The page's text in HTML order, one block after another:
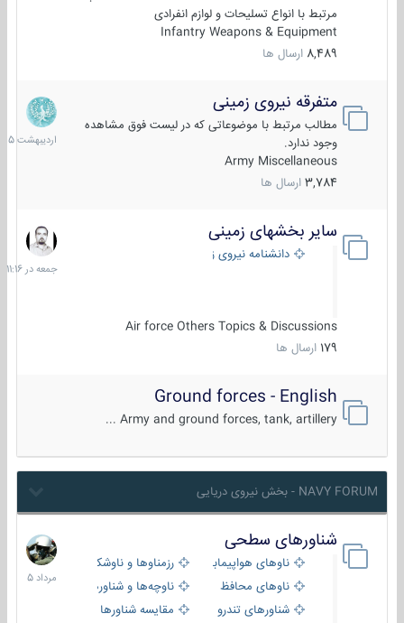
مرتبط با انواع تسلیحات و لوازم انفرادی
Infantry Weapons & Equipment
8,489 ارسال ها
متفرقه نیروی زمینی
مطالب مرتبط با موضوعاتی که در لیست فوق مشاهده
وجود ندارد.
Army Miscellaneous
3,784 ارسال ها
27
1405
سایر بخشهای زمینی
دانشنامه نیروی زمینی
Air force Others Topics & Discussions
179 ارسال ها
جمعه
در
11:16
Ground forces - English
Army and ground forces, tank, artillery ...
NAVY FORUM - بخش نیروی دریایی
شناورهای سطحی
ناوهای هواپیمابر و بالگرد بررزمناوها و ناوشکن‌ها
ناوهای محافظ
ناوچه‌ها و شناورهای گشتی
شناورهای تندرو
مقایسه شناورها
2
مرداد
1405